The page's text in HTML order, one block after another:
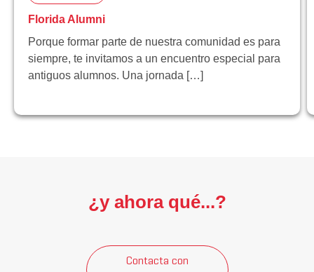
Florida Alumni
Porque formar parte de nuestra comunidad es para
siempre, te invitamos a un encuentro especial para
antiguos alumnos. Una jornada […]
¿y ahora qué...?
Contacta con